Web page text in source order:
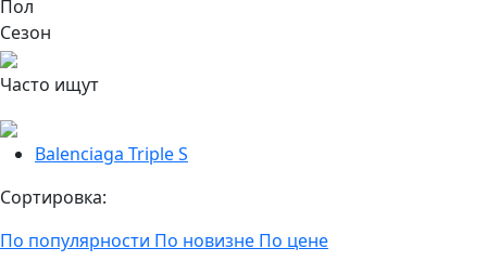
Пол
Сезон
Часто ищут
Balenciaga Triple S
Сортировка:
По популярности По новизне По цене